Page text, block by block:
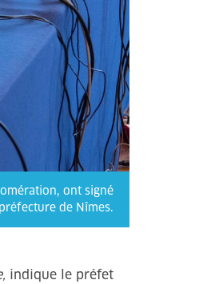
ont signé
de Nîmes.
indique le préfet